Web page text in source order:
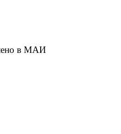
в МАИ